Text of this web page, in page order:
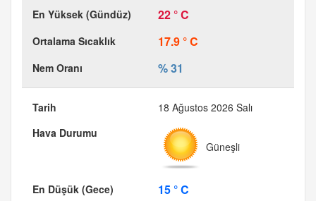
22 ° C
17.9 ° C
% 31
18 Ağustos 2026 Salı
Güneşli
15 ° C